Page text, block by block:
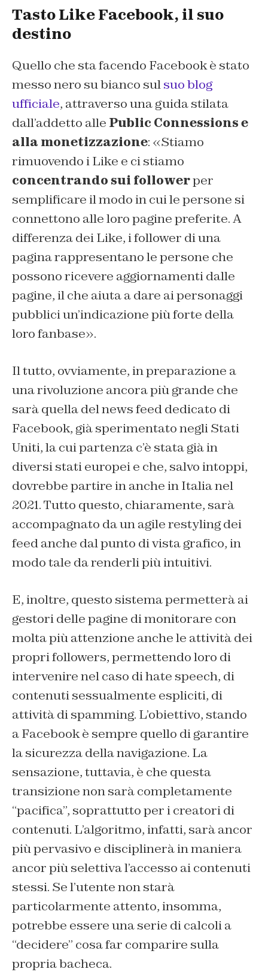
Tasto Like Facebook, il suo
destino
Quello che sta facendo Facebook è stato
messo nero su bianco sulsuo blog
ufficiale, attraverso una guida stilata
dall’addetto alle Public Connessions e
alla monetizzazione: «Stiamo
rimuovendo i Like e ci stiamo
concentrando sui followerper
semplificare il modo in cui le persone si
connettono alle loro pagine preferite. A
differenza dei Like, i follower di una
pagina rappresentano le persone che
possono ricevere aggiornamenti dalle
pagine, il che aiuta a dare ai personaggi
pubblici un’indicazione più forte della
loro fanbase».
Il tutto, ovviamente, in preparazione a
una rivoluzione ancora più grande che
sarà quella del news feed dedicato di
Facebook, già sperimentato negli Stati
Uniti, la cui partenza c’è stata già in
diversi stati europei e che, salvo intoppi,
dovrebbe partire in anche in Italia nel
2021. Tutto questo, chiaramente, sarà
accompagnato da un agile restyling dei
feed anche dal punto di vista grafico, in
modo tale da renderli più intuitivi.
E, inoltre, questo sistema permetterà ai
gestori delle pagine di monitorare con
molta più attenzione anche le attività dei
propri followers, permettendo loro di
intervenire nel caso di hate speech, di
contenuti sessualmente espliciti, di
attività di spamming. L’obiettivo, stando
a Facebook è sempre quello di garantire
la sicurezza della navigazione. La
sensazione, tuttavia, è che questa
transizione non sarà completamente
“pacifica”, soprattutto per i creatori di
contenuti. L’algoritmo, infatti, sarà ancor
più pervasivo e disciplinerà in maniera
ancor più selettiva l’accesso ai contenuti
stessi. Se l’utente non starà
particolarmente attento, insomma,
potrebbe essere una serie di calcoli a
“decidere” cosa far comparire sulla
propria bacheca.